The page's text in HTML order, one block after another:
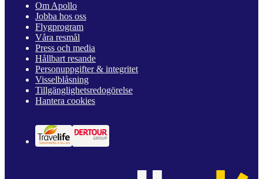
Om Apollo
Jobba hos oss
Flygprogram
Våra resmål
Press och media
Hållbart resande
Personuppgifter & integritet
Visselblåsning
Tillgänglighetsredogörelse
Hantera cookies